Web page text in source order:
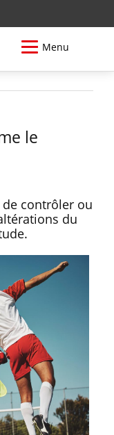
Menu
le
contrôler ou
du